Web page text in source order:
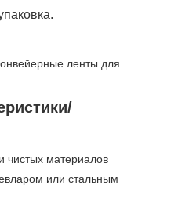
ленты для
чистых материалов
или стальным